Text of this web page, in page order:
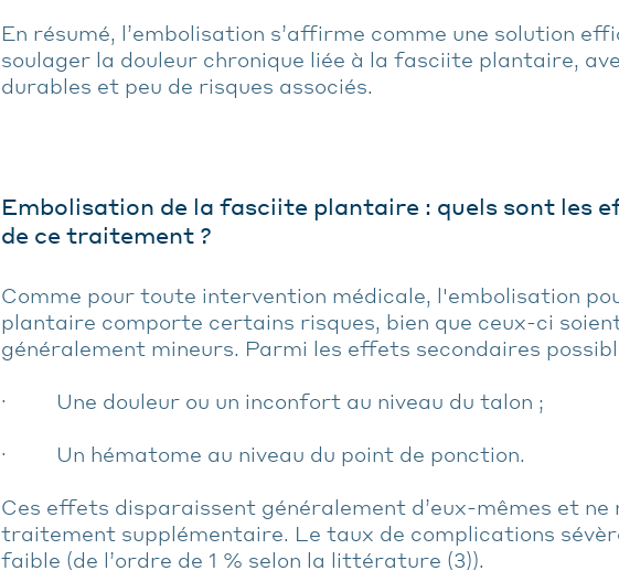
En résumé, l’embolisation s’affirme comme une solution
soulager la douleur chronique liée à la fasciite plantaire,
durables et peu de risques associés.
Embolisation de la fasciite plantaire : quels sont les
de ce traitement ?
Comme pour toute intervention médicale, l'embolisation
plantaire comporte certains risques, bien que ceux-ci
généralement mineurs. Parmi les effets secondaires
· Une douleur ou un inconfort au niveau du talon ;
· Un hématome au niveau du point de ponction.
Ces effets disparaissent généralement d’eux-mêmes et ne
traitement supplémentaire. Le taux de complications
faible (de l’ordre de 1 % selon la littérature (3)).